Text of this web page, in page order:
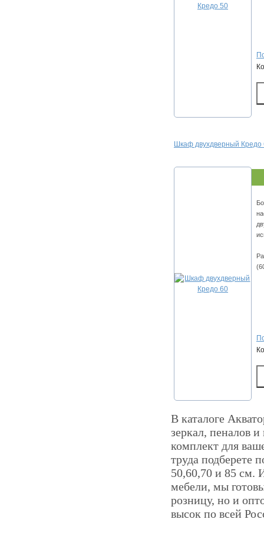
Шкаф двухдверный Кредо
В каталоге
зеркал, пеналов
комплект для
труда подберете
50,60,70 и 85 см.
мебели, мы
розницу, но и
высок по всей